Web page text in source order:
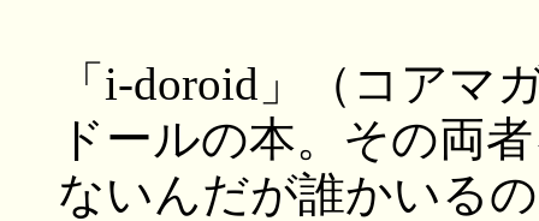
「i-doroid」（コアマ
ドールの本。その両
ないんだが誰かいる